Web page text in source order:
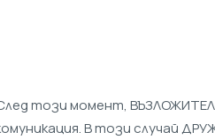
този момент,
В този случай